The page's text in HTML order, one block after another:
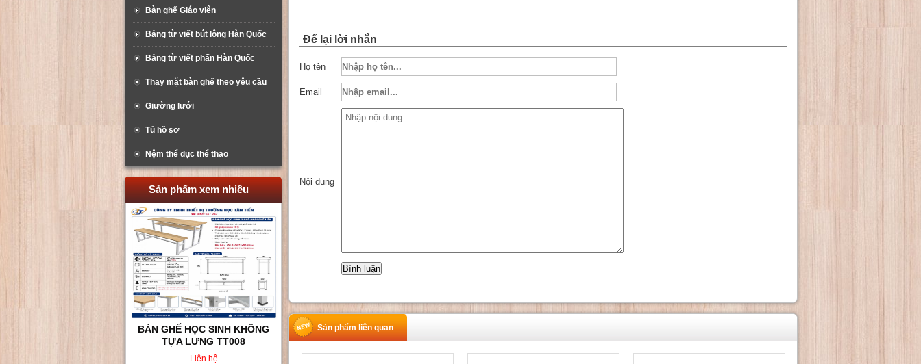
Bàn ghế Giáo viên
Bảng từ viết bút lông Hàn Quốc
Bảng từ viết phấn Hàn Quốc
Thay mặt bàn ghế theo yêu cầu
Giường lưới
Tủ hồ sơ
Nệm thể dục thể thao
Sản phẩm xem nhiều
BÀN GHẾ HỌC SINH KHÔNG
TỰA LƯNG TT008
Liên hệ
Để lại lời nhắn
Họ tên
Email
Nội dung
Sản phẩm liên quan